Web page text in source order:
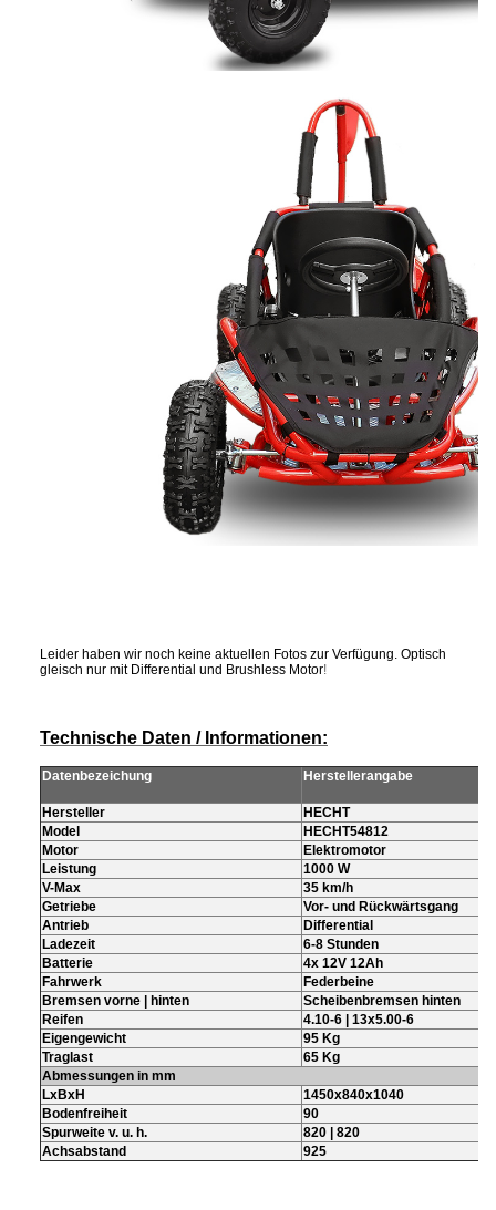
Leider haben wir noch keine aktuellen Fotos zur Verfügung. Optisch
gleisch nur mit Differential und Brushless Motor!
Technische Daten / Informationen:
Datenbezeichung Herstellerangabe
Hersteller
HECHT
Model
HECHT54812
Motor
Elektromotor
Leistung
1000 W
V-Max
35 km/h
Getriebe
Vor- und Rückwärtsgang
Antrieb
Differential
Ladezeit
6-8 Stunden
Batterie
4x 12V 12Ah
Fahrwerk
Federbeine
Bremsen vorne | hinten
Scheibenbremsen hinten
Reifen
4.10-6 | 13x5.00-6
Eigengewicht
95 Kg
Traglast
65 Kg
Abmessungen in mm
LxBxH
1450x840x1040
Bodenfreiheit
90
Spurweite v. u. h.
820 | 820
Achsabstand
925